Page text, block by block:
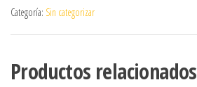
Categoría: Sin categorizar
Productos relacionados